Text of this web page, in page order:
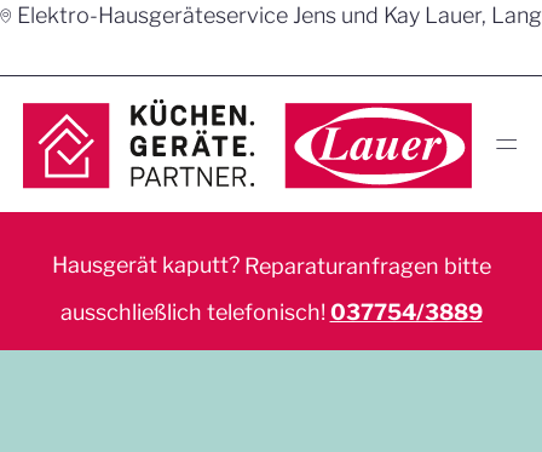
📍︎ Elektro-Hausgeräteservice Jens und Kay Lauer,
═
Hausgerät kaputt? Reparaturanfragen bitte
ausschließlich telefonisch! 037754/3889